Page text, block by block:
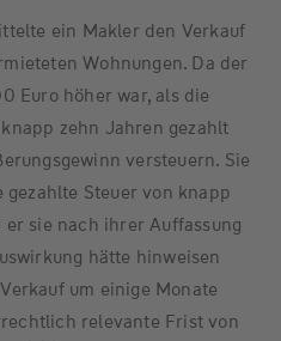
ein Makler den Verkauf
Wohnungen. Da der
Euro höher war, als die
zehn Jahren gezahlt
versteuern. Sie
Steuer von knapp
sie nach ihrer Auffassung
hätte hinweisen
um einige Monate
relevante Frist von